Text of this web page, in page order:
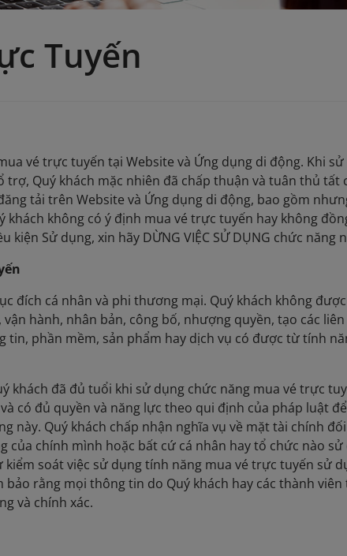
Tuyến
vé trực tuyến tại Website và Ứng dụng di động. Khi
Quý khách mặc nhiên đã chấp thuận và tuân thủ tất
tải trên Website và Ứng dụng di động, bao gồm
không có ý định mua vé trực tuyến hay không
Sử dụng, xin hãy DỪNG VIỆC SỬ DỤNG chức năng
đích cá nhân và phi thương mại. Quý khách không
hành, nhân bản, công bố, nhượng quyền, tạo các liên
phần mềm, sản phẩm hay dịch vụ có được từ tính
khách đã đủ tuổi khi sử dụng chức năng mua vé trực
có đủ quyền và năng lực theo qui định của pháp luật
này. Quý khách chấp nhận nghĩa vụ về mặt tài chính
của chính mình hoặc bất cứ cá nhân hay tổ chức nào sử
soát việc sử dụng tính năng mua vé trực tuyến sử
bảo rằng mọi thông tin do Quý khách hay các thành
và chính xác.